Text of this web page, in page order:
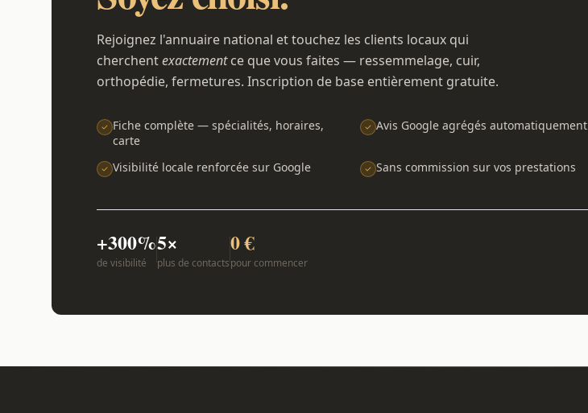
Rejoignez l'annuaire national et touchez les clients locaux qui
cherchentexactementce que vous faites — ressemmelage, cuir,
orthopédie, fermetures. Inscription de base entièrement gratuite.
Fiche complète — spécialités, horaires,
carte
Avis Google agrégés automatiquement
Visibilité locale renforcée sur Google Sans commission sur vos prestations
+300%
de visibilité
5×
plus de contacts
0 €
pour commencer